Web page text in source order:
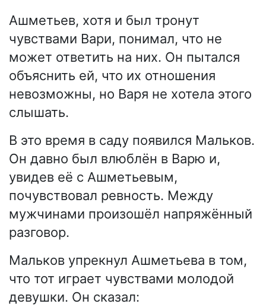
Ашметьев, хотя и был тронут
чувствами Вари, понимал, что не
может ответить на них. Он пытался
объяснить ей, что их отношения
невозможны, но Варя не хотела этого
слышать.
В это время в саду появился Мальков.
Он давно был влюблён в Варю и,
увидев её с Ашметьевым,
почувствовал ревность. Между
мужчинами произошёл напряжённый
разговор.
Мальков упрекнул Ашметьева в том,
что тот играет чувствами молодой
девушки. Он сказал: